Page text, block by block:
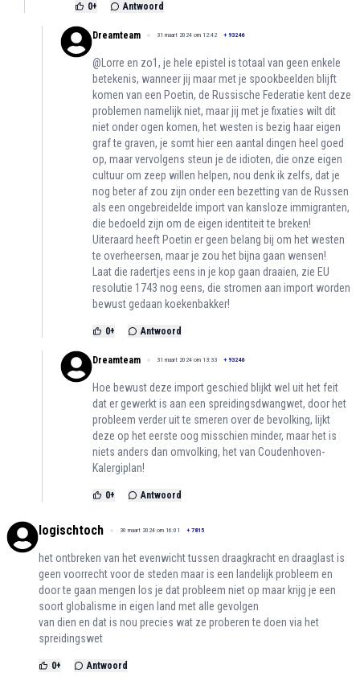
0+ Antwoord
Dreamteam 31 maart 2024 om 12:42 + 93246
@Lorre en zo1, je hele epistel is totaal van geen enkele
betekenis, wanneer jij maar met je spookbeelden blijft
komen van een Poetin, de Russische Federatie kent deze
problemen namelijk niet, maar jij met je fixaties wilt dit
niet onder ogen komen, het westen is bezig haar eigen
graf te graven, je somt hier een aantal dingen heel goed
op, maar vervolgens steun je de idioten, die onze eigen
cultuur om zeep willen helpen, nou denk ik zelfs, dat je
nog beter af zou zijn onder een bezetting van de Russen
als een ongebreidelde import van kansloze immigranten,
die bedoeld zijn om de eigen identiteit te breken!
Uiteraard heeft Poetin er geen belang bij om het westen
te overheersen, maar je zou het bijna gaan wensen!
Laat die radertjes eens in je kop gaan draaien, zie EU
resolutie 1743 nog eens, die stromen aan import worden
bewust gedaan koekenbakker!
0+ Antwoord
Dreamteam 31 maart 2024 om 13:33 + 93246
Hoe bewust deze import geschied blijkt wel uit het feit
dat er gewerkt is aan een spreidingsdwangwet, door het
probleem verder uit te smeren over de bevolking, lijkt
deze op het eerste oog misschien minder, maar het is
niets anders dan omvolking, het van Coudenhoven-
Kalergiplan!
0+ Antwoord
logischtoch 30 maart 2024 om 16:01 + 7815
het ontbreken van het evenwicht tussen draagkracht en draaglast is
geen voorrecht voor de steden maar is een landelijk probleem en
door te gaan mengen los je dat probleem niet op maar krijg je een
soort globalisme in eigen land met alle gevolgen
van dien en dat is nou precies wat ze proberen te doen via het
spreidingswet
0+ Antwoord